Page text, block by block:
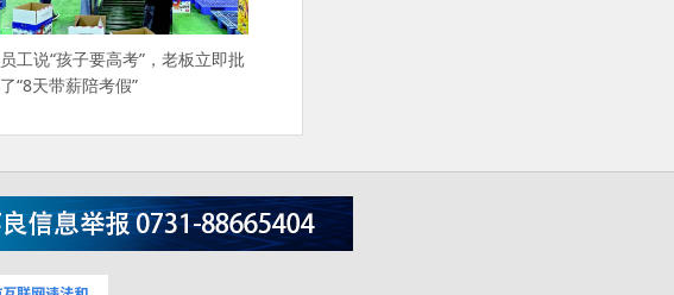
员工说“孩子要高考”，老板立即批
了“8天带薪陪考假”